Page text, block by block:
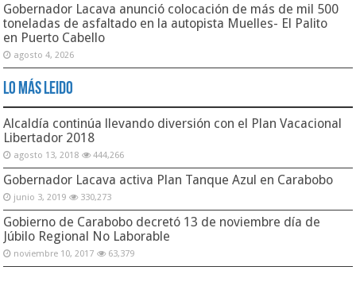
Gobernador Lacava anunció colocación de más de mil 500
toneladas de asfaltado en la autopista Muelles- El Palito
en Puerto Cabello
agosto 4, 2026
Lo Más Leido
Alcaldía continúa llevando diversión con el Plan Vacacional
Libertador 2018
agosto 13, 2018 444,266
Gobernador Lacava activa Plan Tanque Azul en Carabobo
junio 3, 2019 330,273
Gobierno de Carabobo decretó 13 de noviembre día de
Júbilo Regional No Laborable
noviembre 10, 2017 63,379